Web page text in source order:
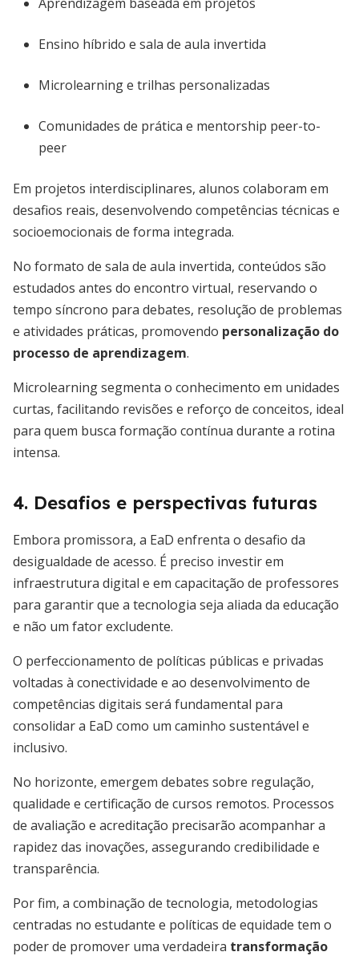
Ensino híbrido e sala de aula invertida
Microlearning e trilhas personalizadas
Comunidades de prática e mentorship peer-to-
peer
Em projetos interdisciplinares, alunos colaboram em
desafios reais, desenvolvendo competências técnicas e
socioemocionais de forma integrada.
No formato de sala de aula invertida, conteúdos são
estudados antes do encontro virtual, reservando o
tempo síncrono para debates, resolução de problemas
e atividades práticas, promovendo personalização do
processo de aprendizagem.
Microlearning segmenta o conhecimento em unidades
curtas, facilitando revisões e reforço de conceitos, ideal
para quem busca formação contínua durante a rotina
intensa.
4. Desafios e perspectivas futuras
Embora promissora, a EaD enfrenta o desafio da
desigualdade de acesso. É preciso investir em
infraestrutura digital e em capacitação de professores
para garantir que a tecnologia seja aliada da educação
e não um fator excludente.
O perfeccionamento de políticas públicas e privadas
voltadas à conectividade e ao desenvolvimento de
competências digitais será fundamental para
consolidar a EaD como um caminho sustentável e
inclusivo.
No horizonte, emergem debates sobre regulação,
qualidade e certificação de cursos remotos. Processos
de avaliação e acreditação precisarão acompanhar a
rapidez das inovações, assegurando credibilidade e
transparência.
Por fim, a combinação de tecnologia, metodologias
centradas no estudante e políticas de equidade tem o
poder de promover uma verdadeira transformação